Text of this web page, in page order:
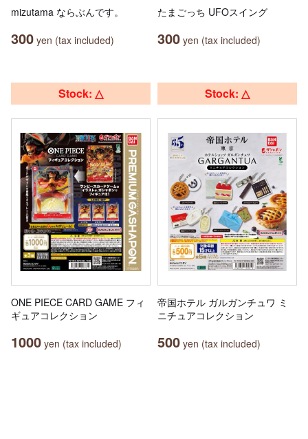
mizutama ならぶんです。
300 yen (tax included)
たまごっち UFOスイング
300 yen (tax included)
Stock: △
ONE PIECE CARD GAME フィ
ギュアコレクション
1000 yen (tax included)
Stock: △
帝国ホテル ガルガンチュワ ミ
ニチュアコレクション
500 yen (tax included)